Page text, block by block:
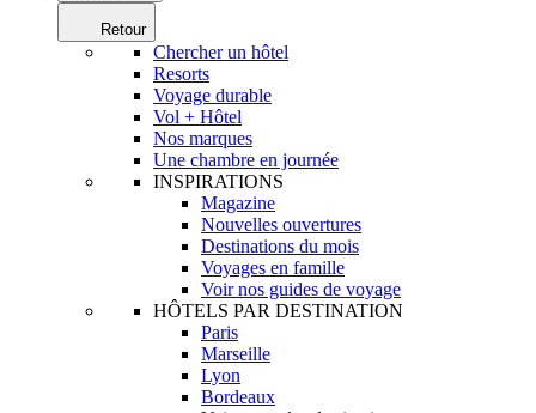
Retour
Chercher un hôtel
Resorts
Voyage durable
Vol + Hôtel
Nos marques
Une chambre en journée
INSPIRATIONS
Magazine
Nouvelles ouvertures
Destinations du mois
Voyages en famille
Voir nos guides de voyage
HÔTELS PAR DESTINATION
Paris
Marseille
Lyon
Bordeaux